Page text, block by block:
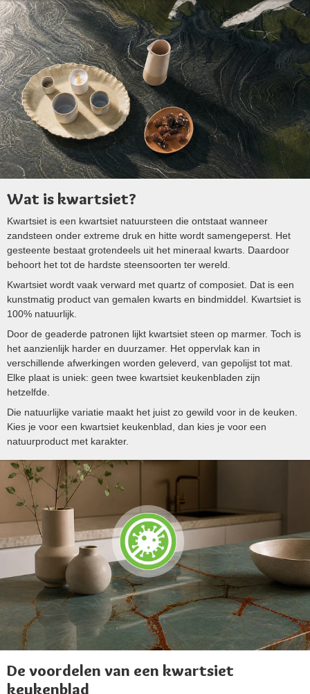
Wat is kwartsiet?
Kwartsiet is een kwartsiet natuursteen die ontstaat wanneer
zandsteen onder extreme druk en hitte wordt samengeperst. Het
gesteente bestaat grotendeels uit het mineraal kwarts. Daardoor
behoort het tot de hardste steensoorten ter wereld.
Kwartsiet wordt vaak verward met quartz of composiet. Dat is een
kunstmatig product van gemalen kwarts en bindmiddel. Kwartsiet is
100% natuurlijk.
Door de geaderde patronen lijkt kwartsiet steen op marmer. Toch is
het aanzienlijk harder en duurzamer. Het oppervlak kan in
verschillende afwerkingen worden geleverd, van gepolijst tot mat.
Elke plaat is uniek: geen twee kwartsiet keukenbladen zijn
hetzelfde.
Die natuurlijke variatie maakt het juist zo gewild voor in de keuken.
Kies je voor een kwartsiet keukenblad, dan kies je voor een
natuurproduct met karakter.
De voordelen van een kwartsiet
keukenblad